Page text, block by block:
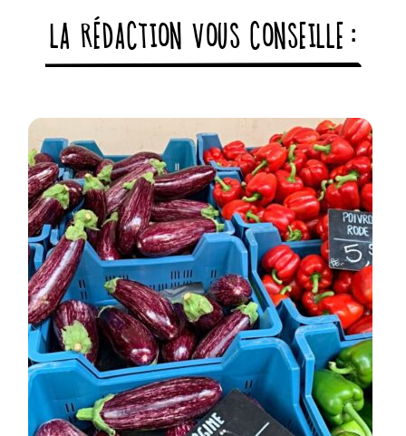
LA RÉDACTION VOUS CONSEILLE :